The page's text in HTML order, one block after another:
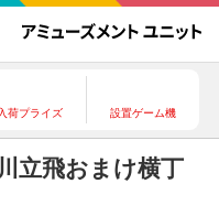
入荷プライズ 設置ゲーム機
立飛おまけ横丁